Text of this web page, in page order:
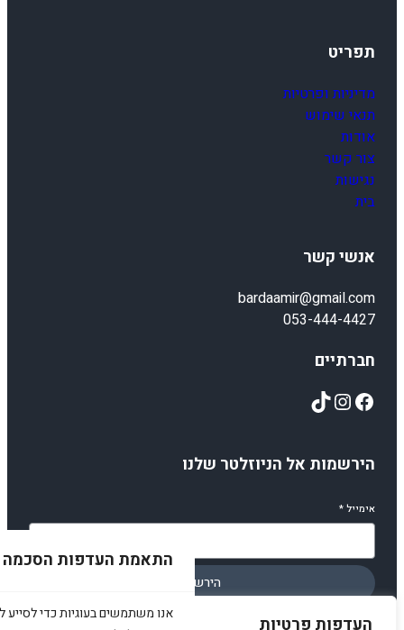
העדפות פרטיות
התאמת העדפות הסכמה
אנו משתמשים בעוגיות כדי לסייע
תפריט
מדיניות ופרטיות
תנאי שימוש
אודות
צור קשר
נגישות
בית
אנשי קשר
bardaamir@gmail.com
053-444-4427
חברתיים
Facebook
Instagram
TikTok
הירשמות אל הניוזלטר שלנו
אימייל*
הירשמו